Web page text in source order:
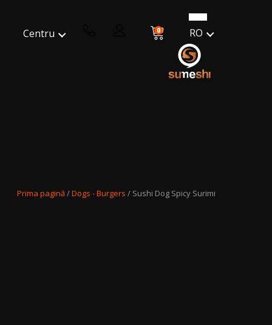
Centru 0 RO
Prima pagină/Dogs - Burgers / Sushi Dog Spicy Surimi